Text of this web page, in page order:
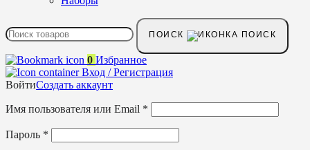
ПОИСК
0 Избранное
Вход / Регистрация
ВойтиСоздать аккаунт
Имя пользователя или Email *
Пароль *